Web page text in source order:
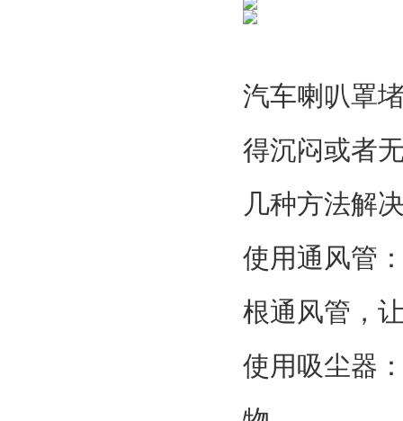
汽车喇叭罩
得沉闷或者
几种方法解
使用通风管
根通风管，
使用吸尘器